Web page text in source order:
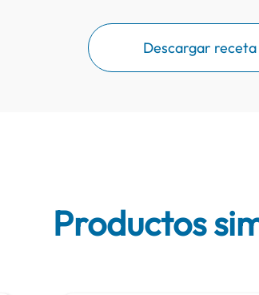
Descargar receta
Productos